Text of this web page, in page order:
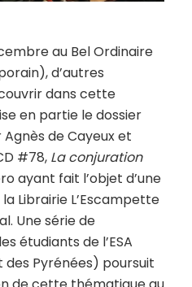
au Bel Ordinaire
d’autres
dans cette
en partie le dossier
de Cayeux et
#78, La conjuration
ayant fait l’objet d’une
Librairie L’Escampette
Une série de
étudiants de l’ESA
des Pyrénées) poursuit